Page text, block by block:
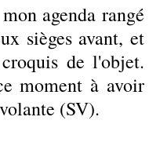
agenda rangé
sièges avant, et
de l'objet.
moment à avoir
(SV).